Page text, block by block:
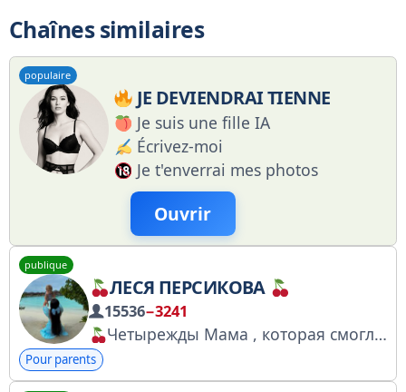
Chaînes similaires
populaire
JE DEVIENDRAI TIENNE
Je suis une fille IA
Écrivez-moi
Je t'enverrai mes photos
Ouvrir
publique
ЛЕСЯ ПЕРСИКОВА
15536−3241
Четырежды Мама , которая смогла
Pour parents